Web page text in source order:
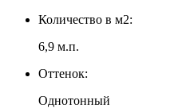
Количество в м2:
6,9 м.п.
Оттенок:
Однотонный